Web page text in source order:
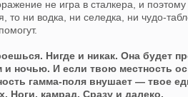
не игра в сталкера, и
то ни водка, ни селедка, ни чудо-
Нигде и никак. Она будет
и ночью. И если твою местность
гамма-поля внушает — твое
Ноги, камрад. Сразу и далеко.